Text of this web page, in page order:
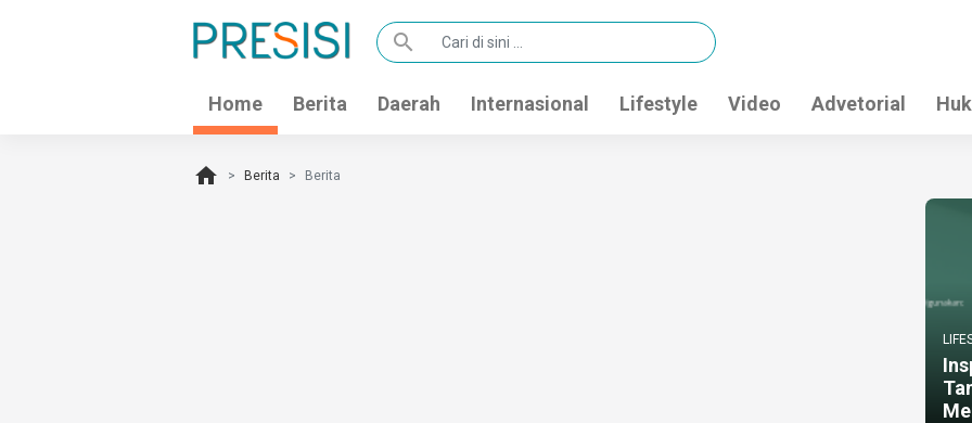
search
Home Berita Daerah Internasional Lifestyle Video Advetorial
home Berita Berita